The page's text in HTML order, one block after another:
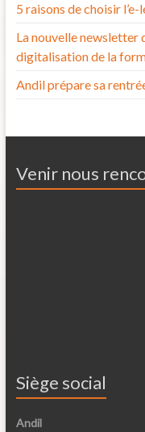
5 raisons de choisir
La nouvelle newsletter
digitalisation de la
Andil prépare sa
Venir nous
Siège social
Andil